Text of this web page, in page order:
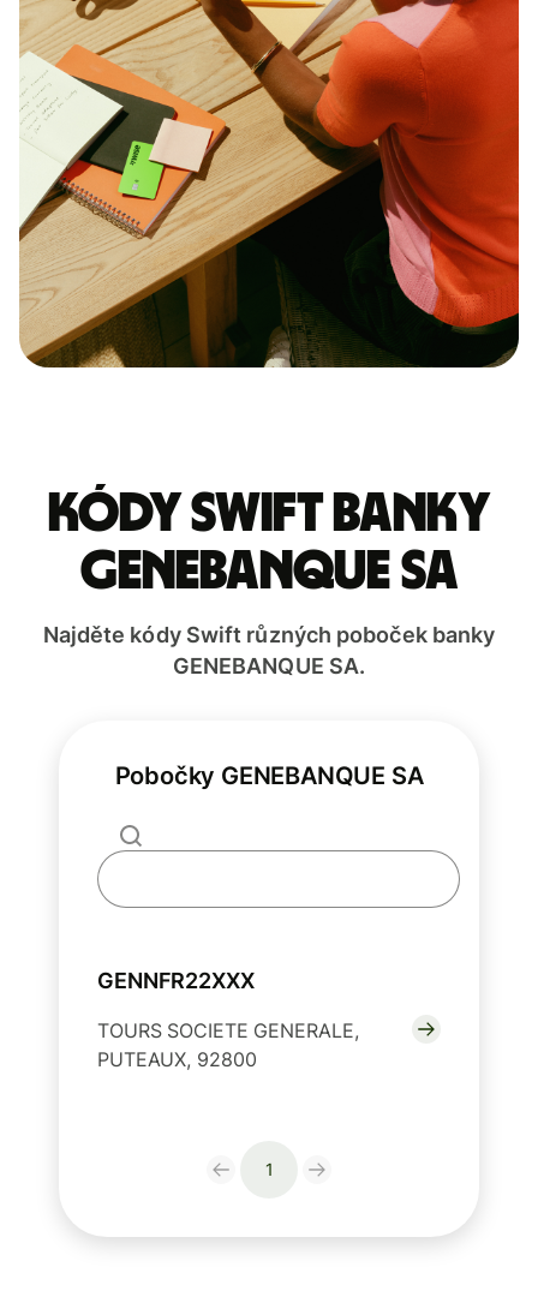
Kódy Swift banky
GENEBANQUE SA
Najděte kódy Swift různých poboček banky
GENEBANQUE SA.
Pobočky GENEBANQUE SA
GENNFR22XXX
TOURS SOCIETE GENERALE,
PUTEAUX, 92800
1